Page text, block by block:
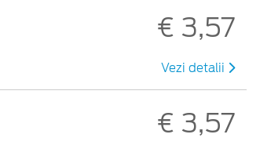
€ 3,57
Vezi detalii
€ 3,57